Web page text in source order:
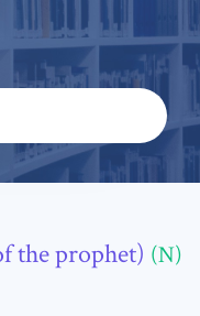
the prophet) (N)